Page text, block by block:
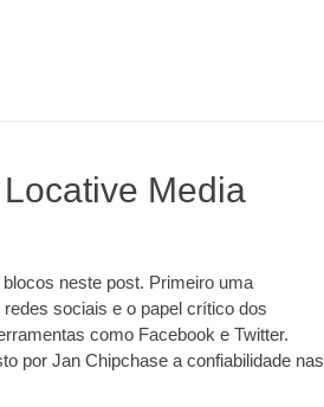
Media
neste post. Primeiro uma
sociais e o papel crítico dos
como Facebook e Twitter.
por Jan Chipchase a confiabilidade nas